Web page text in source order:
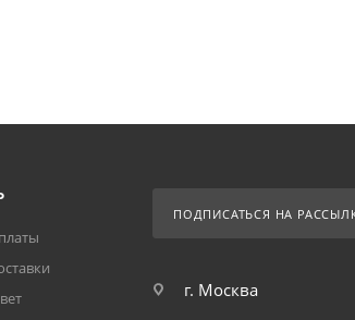
ПОДПИСАТЬСЯ НА
г. Москва